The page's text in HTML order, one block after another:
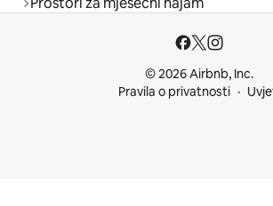
© 2026 Airbnb, Inc.
Pravila o privatnosti